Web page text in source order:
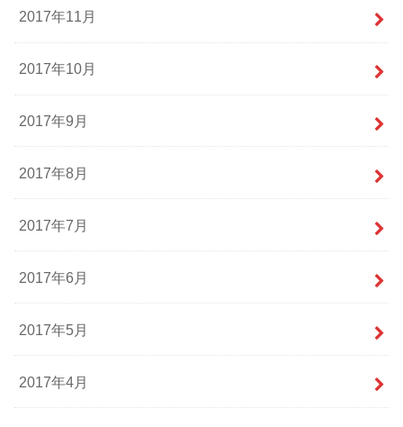
2017年11月
2017年10月
2017年9月
2017年8月
2017年7月
2017年6月
2017年5月
2017年4月